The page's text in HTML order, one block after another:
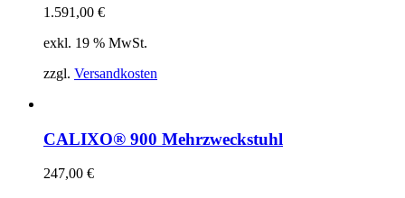
1.591,00 €
exkl. 19 % MwSt.
zzgl. Versandkosten
CALIXO® 900 Mehrzweckstuhl
247,00 €